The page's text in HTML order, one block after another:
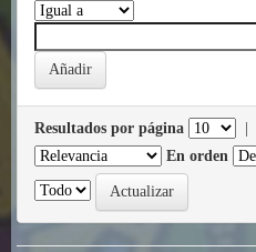
Resultados por página
En orden